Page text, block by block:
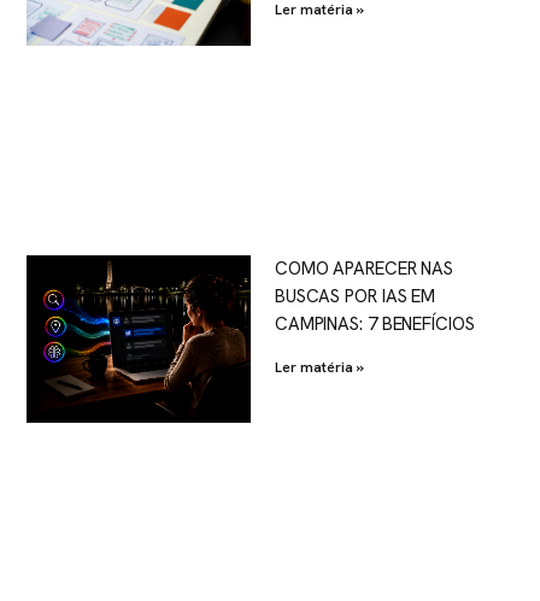
Ler matéria »
COMO APARECER NAS
BUSCAS POR IAS EM
CAMPINAS: 7 BENEFÍCIOS
Ler matéria »